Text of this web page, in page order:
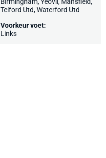
Telford Utd, Waterford Utd
Voorkeur voet:
Links